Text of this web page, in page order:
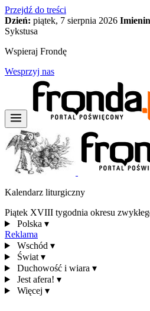
Przejdź do treści
Dzień: piątek, 7 sierpnia 2026
Sykstusa
Wspieraj Frondę
Wesprzyj nas
Kalendarz liturgiczny
Piątek XVIII tygodnia okresu
Polska ▾
Reklama
Wschód ▾
Świat ▾
Duchowość i wiara ▾
Jest afera! ▾
Więcej ▾